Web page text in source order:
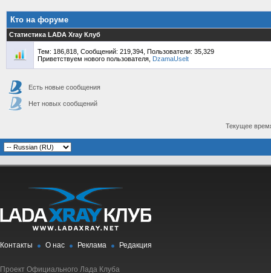
Кто на форуме
Статистика LADA Xray Клуб
Тем: 186,818, Сообщений: 219,394, Пользователи: 35,329
Приветствуем нового пользователя, DzamaUselt
Есть новые сообщения
Нет новых сообщений
Текущее
Контакты О нас Реклама Редакция
Проект Официального Лада Клуба